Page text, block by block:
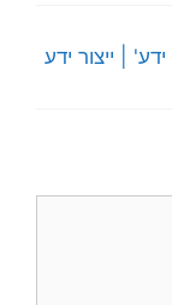
| ייצור ידע